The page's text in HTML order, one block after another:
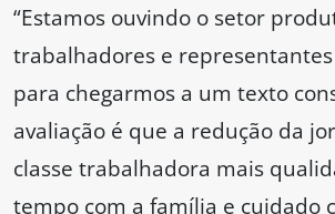
“Estamos ouvindo o setor
trabalhadores e
para chegarmos a um texto
avaliação é que a redução da
classe trabalhadora mais
tempo com a família e cuidado